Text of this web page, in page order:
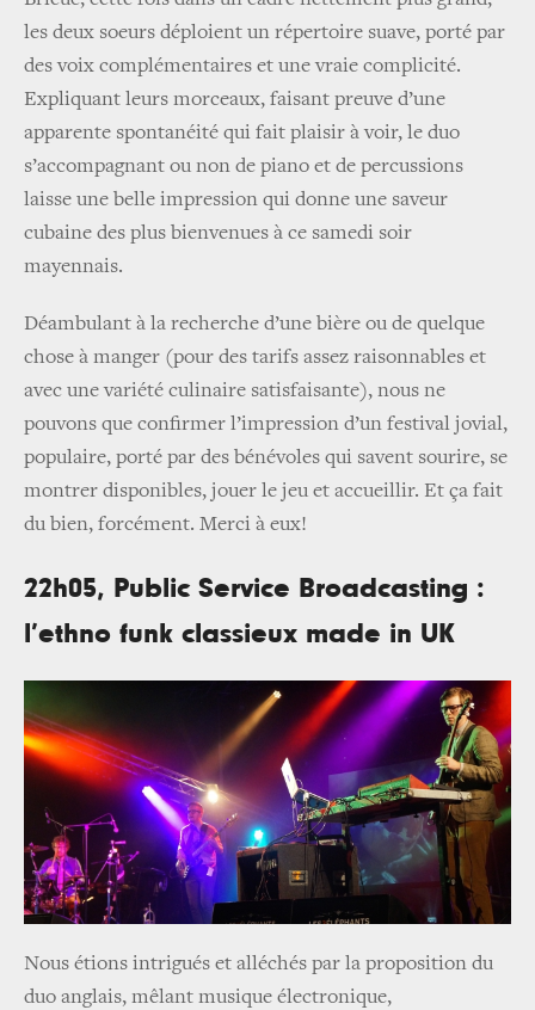
les deux soeurs déploient un répertoire suave, porté par
des voix complémentaires et une vraie complicité.
Expliquant leurs morceaux, faisant preuve d’une
apparente spontanéité qui fait plaisir à voir, le duo
s’accompagnant ou non de piano et de percussions
laisse une belle impression qui donne une saveur
cubaine des plus bienvenues à ce samedi soir
mayennais.
Déambulant à la recherche d’une bière ou de quelque
chose à manger (pour des tarifs assez raisonnables et
avec une variété culinaire satisfaisante), nous ne
pouvons que confirmer l’impression d’un festival jovial,
populaire, porté par des bénévoles qui savent sourire, se
montrer disponibles, jouer le jeu et accueillir. Et ça fait
du bien, forcément. Merci à eux!
22h05, Public Service Broadcasting :
l’ethno funk classieux made in UK
Nous étions intrigués et alléchés par la proposition du
duo anglais, mêlant musique électronique,